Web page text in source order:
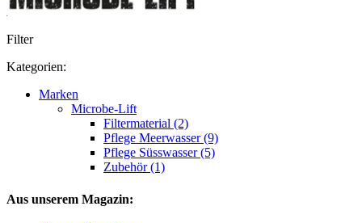
Filter
Kategorien:
Marken
Microbe-Lift
Filtermaterial (2)
Pflege Meerwasser (9)
Pflege Süsswasser (5)
Zubehör (1)
Aus unserem Magazin: